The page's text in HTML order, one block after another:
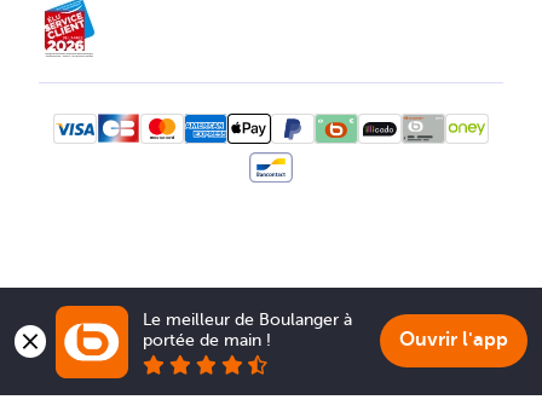
Le meilleur de Boulanger à
portée de main !
Ouvrir l'app